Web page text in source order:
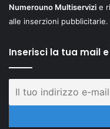
Numerouno Multiservizi e
alle inserzioni pubblicitarie.
Inserisci la tua mail